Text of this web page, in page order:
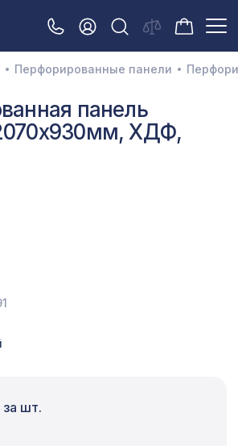
и брус
Перфорированные панели
панель
ХДФ,
шт.